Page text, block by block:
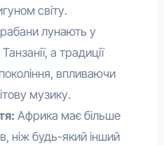
світу.
лунають у
а традиції
впливаючи
музику.
Африка має більше
ніж будь-який інший